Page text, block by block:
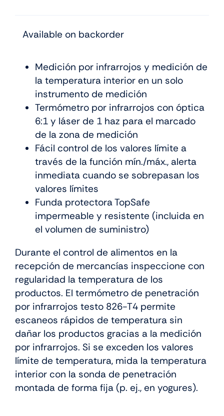
Available on backorder
Medición por infrarrojos y medición de
la temperatura interior en un solo
instrumento de medición
Termómetro por infrarrojos con óptica
6:1 y láser de 1 haz para el marcado
de la zona de medición
Fácil control de los valores límite a
través de la función mín./máx., alerta
inmediata cuando se sobrepasan los
valores límites
Funda protectora TopSafe
impermeable y resistente (incluida en
el volumen de suministro)
Durante el control de alimentos en la
recepción de mercancías inspeccione con
regularidad la temperatura de los
productos. El termómetro de penetración
por infrarrojos testo 826-T4 permite
escaneos rápidos de temperatura sin
dañar los productos gracias a la medición
por infrarrojos. Si se exceden los valores
límite de temperatura, mida la temperatura
interior con la sonda de penetración
montada de forma fija (p. ej., en yogures).